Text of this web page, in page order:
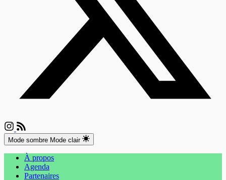
Mode sombre Mode clair
À propos
Agenda
Partenaires